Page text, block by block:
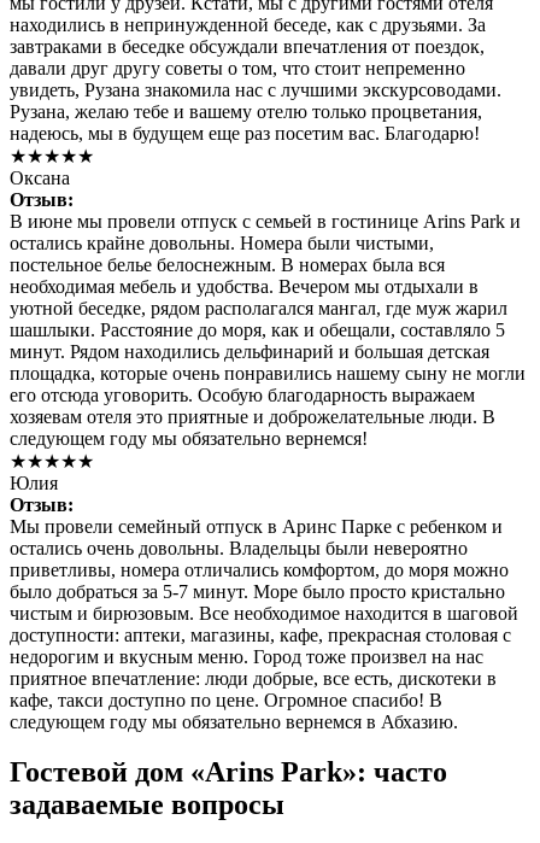
находились в непринужденной беседе, как с друзьями. За
завтраками в беседке обсуждали впечатления от поездок,
давали друг другу советы о том, что стоит непременно
увидеть, Рузана знакомила нас с лучшими экскурсоводами.
Рузана, желаю тебе и вашему отелю только процветания,
надеюсь, мы в будущем еще раз посетим вас. Благодарю!
★★★★★
Оксана
Отзыв:
В июне мы провели отпуск с семьей в гостинице Arins Park и
остались крайне довольны. Номера были чистыми,
постельное белье белоснежным. В номерах была вся
необходимая мебель и удобства. Вечером мы отдыхали в
уютной беседке, рядом располагался мангал, где муж жарил
шашлыки. Расстояние до моря, как и обещали, составляло 5
минут. Рядом находились дельфинарий и большая детская
площадка, которые очень понравились нашему сыну не могли
его отсюда уговорить. Особую благодарность выражаем
хозяевам отеля это приятные и доброжелательные люди. В
следующем году мы обязательно вернемся!
★★★★★
Юлия
Отзыв:
Мы провели семейный отпуск в Аринс Парке с ребенком и
остались очень довольны. Владельцы были невероятно
приветливы, номера отличались комфортом, до моря можно
было добраться за 5-7 минут. Море было просто кристально
чистым и бирюзовым. Все необходимое находится в шаговой
доступности: аптеки, магазины, кафе, прекрасная столовая с
недорогим и вкусным меню. Город тоже произвел на нас
приятное впечатление: люди добрые, все есть, дискотеки в
кафе, такси доступно по цене. Огромное спасибо! В
следующем году мы обязательно вернемся в Абхазию.
Гостевой дом «Arins Park»: часто
задаваемые вопросы